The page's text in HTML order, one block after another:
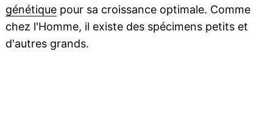
génétiquepour sa croissance optimale. Comme
chez l'Homme, il existe des spécimens petits et
d'autres grands.